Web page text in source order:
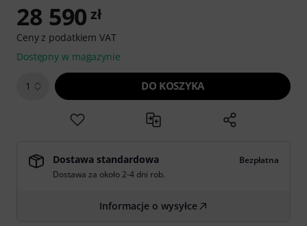
28 590 zł
Ceny z podatkiem VAT
Dostępny w magazynie
1 DO KOSZYKA
Dostawa standardowa
Bezpłatna
Dostawa za około 2-4 dni rob.
Informacje o wysyłce